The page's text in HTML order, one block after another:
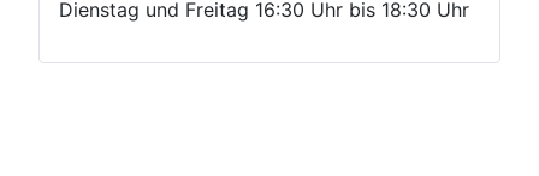
Dienstag und Freitag 16:30 Uhr bis 18:30 Uhr